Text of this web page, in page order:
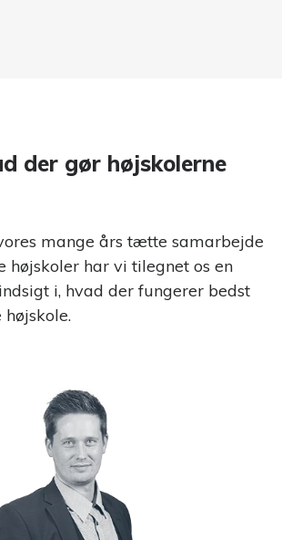
der gør højskolerne
mange års tætte samarbejde
højskoler har vi tilegnet os en
i, hvad der fungerer bedst